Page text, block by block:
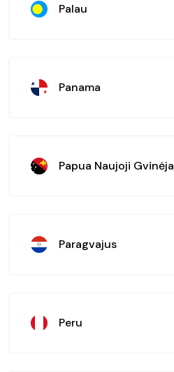
Palau
Panama
Papua Naujoji Gvinėja
Paragvajus
Peru